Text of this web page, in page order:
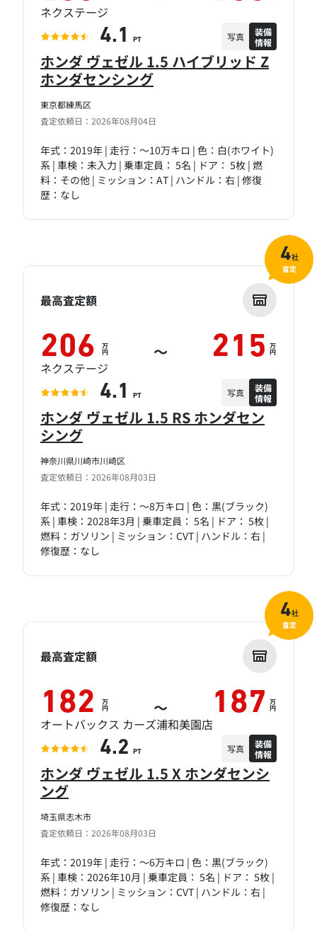
東京都練馬区
査定依頼日：2026年08月04日
ホンダ ヴェゼル 1.5 ハイブリッド Z
ホンダセンシング
年式：2019年 | 走行：～10万キロ | 色：白(ホワイト)
系 | 車検：未入力 | 乗車定員： 5名 | ドア： 5枚 | 燃
料：その他 | ミッション：AT | ハンドル：右 | 修復
歴：なし
ネクステージ
4.1 PT 写真
装備
情報
神奈川県川崎市川崎区
査定依頼日：2026年08月03日
ホンダ ヴェゼル 1.5 RS ホンダセン
シング
年式：2019年 | 走行：～8万キロ | 色：黒(ブラック)
系 | 車検：2028年3月 | 乗車定員： 5名 | ドア： 5枚 |
燃料：ガソリン | ミッション：CVT | ハンドル：右 |
修復歴：なし
最高査定額
206 万
円 ～ 215 万
円
ネクステージ
4.1 PT 写真
装備
情報
4社
査定
埼玉県志木市
査定依頼日：2026年08月03日
ホンダ ヴェゼル 1.5 X ホンダセンシ
ング
年式：2019年 | 走行：～6万キロ | 色：黒(ブラック)
系 | 車検：2026年10月 | 乗車定員： 5名 | ドア： 5枚 |
燃料：ガソリン | ミッション：CVT | ハンドル：右 |
修復歴：なし
最高査定額
182 万
円 ～ 187 万
円
オートバックス カーズ浦和美園店
4.2 PT 写真
装備
情報
4社
査定